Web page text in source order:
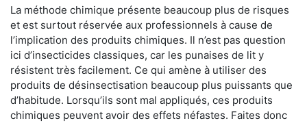
La méthode chimique présente beaucoup plus de risques
et est surtout réservée aux professionnels à cause de
l’implication des produits chimiques. Il n’est pas question
ici d’insecticides classiques, car les punaises de lit y
résistent très facilement. Ce qui amène à utiliser des
produits de désinsectisation beaucoup plus puissants que
d’habitude. Lorsqu’ils sont mal appliqués, ces produits
chimiques peuvent avoir des effets néfastes. Faites donc